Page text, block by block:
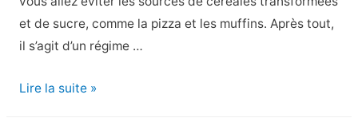
ces
stratégies
et de sucre, comme la pizza et les muffins. Après tout,
il s’agit d’un régime …
15
Lire la suite »